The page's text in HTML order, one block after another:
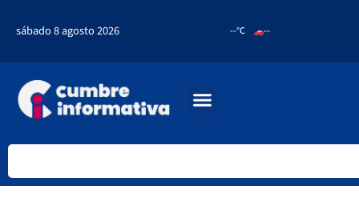
sábado 8 agosto 2026 --°C --